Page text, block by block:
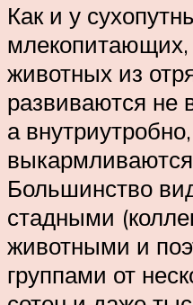
Как и у
животных из
развиваются не
а
Большинство
стадными
животными и
группами от